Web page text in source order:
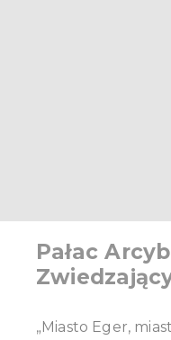
Pałac
„Miasto Eger,